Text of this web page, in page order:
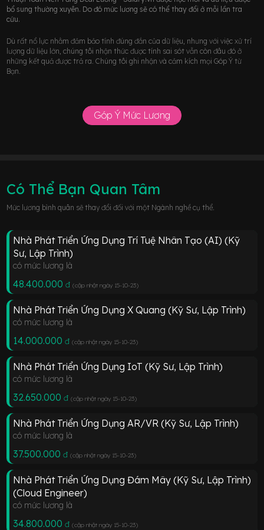
bổ sung thường xuyên. Do đó mức lương sẽ có thể thay đổi ở mỗi lần tra
cứu.
Dù rất nổ lực nhằm đảm bảo tính đúng đắn của dữ liệu, nhưng với việc xử trí
lượng dữ liệu lớn, chúng tôi nhận thức được tính sai sót vẫn còn đâu đó ở
những kết quả được trả ra. Chúng tôi ghi nhận và cảm kích mọi Góp Ý từ
Bạn.
Góp Ý Mức Lương
Có Thể Bạn Quan Tâm
Mức lương bình quân sẽ thay đổi đối với một Ngành nghề cụ thể.
Nhà Phát Triển Ứng Dụng Trí Tuệ Nhân Tạo (AI) (Kỹ
Sư, Lập Trình)
có mức lương là
48.400.000 đ (cập nhật ngày 15-10-23)
Nhà Phát Triển Ứng Dụng X Quang (Kỹ Sư, Lập Trình)
có mức lương là
14.000.000 đ (cập nhật ngày 15-10-23)
Nhà Phát Triển Ứng Dụng IoT (Kỹ Sư, Lập Trình)
có mức lương là
32.650.000 đ (cập nhật ngày 15-10-23)
Nhà Phát Triển Ứng Dụng AR/VR (Kỹ Sư, Lập Trình)
có mức lương là
37.500.000 đ (cập nhật ngày 15-10-23)
Nhà Phát Triển Ứng Dụng Đám Mây (Kỹ Sư, Lập Trình)
(Cloud Engineer)
có mức lương là
34.800.000 đ (cập nhật ngày 15-10-23)